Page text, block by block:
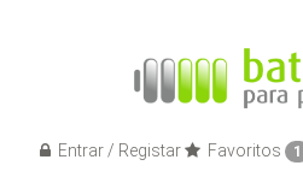
Entrar / Registar Favoritos 1